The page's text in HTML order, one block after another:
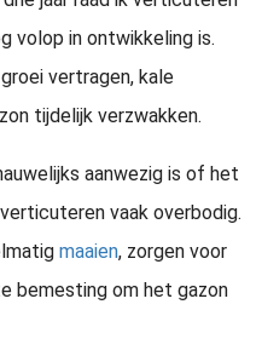
volop in ontwikkeling is.
vertragen, kale
tijdelijk verzwakken.
aanwezig is of het
vaak overbodig.
maaien, zorgen voor
bemesting om het gazon